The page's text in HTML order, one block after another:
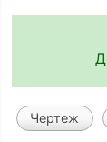
Чертеж